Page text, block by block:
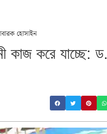
হোসাইন
কাজ করে যাচ্ছে: ড.